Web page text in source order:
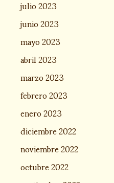
julio 2023
junio 2023
mayo 2023
abril 2023
marzo 2023
febrero 2023
enero 2023
diciembre 2022
noviembre 2022
octubre 2022